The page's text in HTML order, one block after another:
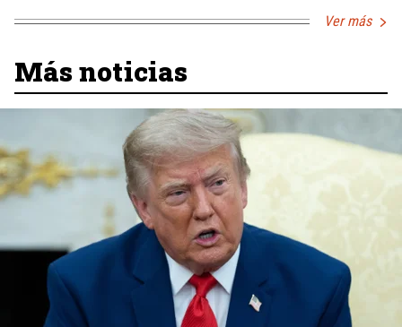
Ver más
Más noticias